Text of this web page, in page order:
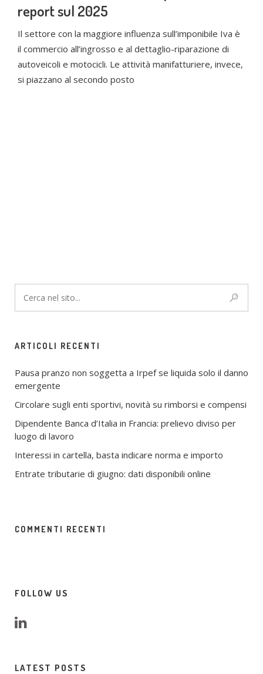
report sul 2025
Il settore con la maggiore influenza sull’imponibile Iva è
il commercio all’ingrosso e al dettaglio-riparazione di
autoveicoli e motocicli. Le attività manifatturiere, invece,
si piazzano al secondo posto
ARTICOLI RECENTI
Pausa pranzo non soggetta a Irpef se liquida solo il danno
emergente
Circolare sugli enti sportivi, novità su rimborsi e compensi
Dipendente Banca d’Italia in Francia: prelievo diviso per
luogo di lavoro
Interessi in cartella, basta indicare norma e importo
Entrate tributarie di giugno: dati disponibili online
COMMENTI RECENTI
FOLLOW US
LATEST POSTS